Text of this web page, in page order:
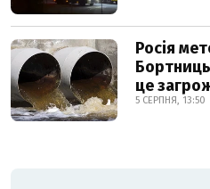
Росія
це
5 СЕРПНЯ, 13:50